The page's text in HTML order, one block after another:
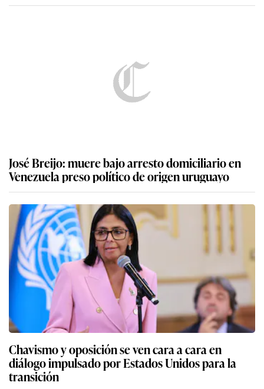
José Breijo: muere bajo arresto domiciliario en
Venezuela preso político de origen uruguayo
Chavismo y oposición se ven cara a cara en
diálogo impulsado por Estados Unidos para la
transición